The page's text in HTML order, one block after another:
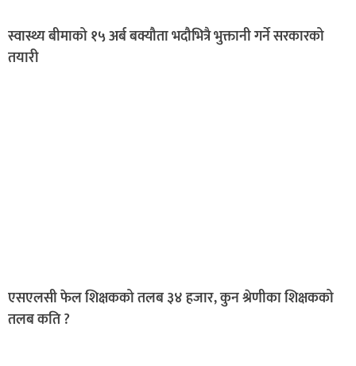
स्वास्थ्य बीमाको १५ अर्ब बक्यौता भदौभित्रै भुक्तानी गर्ने सरकारको
तयारी
एसएलसी फेल शिक्षकको तलब ३४ हजार, कुन श्रेणीका शिक्षकको
तलब कति ?